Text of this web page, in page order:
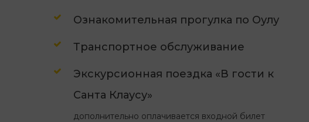
Ознакомительная прогулка по Оулу
Транспортное обслуживание
Экскурсионная поездка «В гости к
Санта Клаусу»
дополнительно оплачивается входной билет